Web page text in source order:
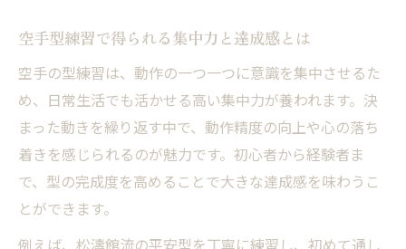
空手道場の雰囲気が学びやすさに与える影
響
空手型中心のクラスがある道場の見極め方
空手型練習で得られる集中力と達成感とは
空手の型練習は、動作の一つ一つに意識を集中させるた
め、日常生活でも活かせる高い集中力が養われます。決
まった動きを繰り返す中で、動作精度の向上や心の落ち
着きを感じられるのが魅力です。初心者から経験者ま
で、型の完成度を高めることで大きな達成感を味わうこ
とができます。
例えば、松濤館流の平安型を丁寧に練習し、初めて通し